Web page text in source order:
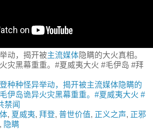
动，揭开被主流媒体隐瞒的大火真相。
灾黑幕重重。#夏威夷大火 #毛伊岛 #拜
种种怪异举动，揭开被主流媒体隐瞒的
伊岛诡异火灾黑幕重重。#夏威夷大火 #
禁闻
, 夏威夷, 拜登, 普世价值, 正义之声, 正邪
, 隐瞒